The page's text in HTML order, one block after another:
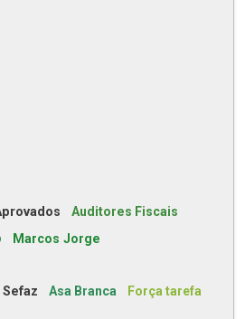
Auditores Fiscais
Marcos Jorge
Sefaz Asa Branca Força tarefa